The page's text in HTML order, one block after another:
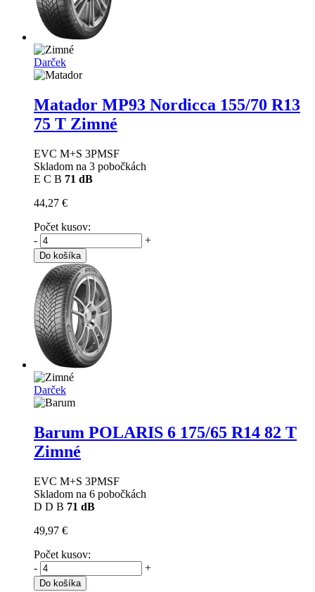
Darček
Matador MP93 Nordicca 155/70 R13
75 T Zimné
EVC M+S 3PMSF
Skladom na 3 pobočkách
E C B 71 dB
44,27 €
Počet kusov:
-
+
Do košíka
Darček
Barum POLARIS 6 175/65 R14 82 T
Zimné
EVC M+S 3PMSF
Skladom na 6 pobočkách
D D B 71 dB
49,97 €
Počet kusov:
-
+
Do košíka